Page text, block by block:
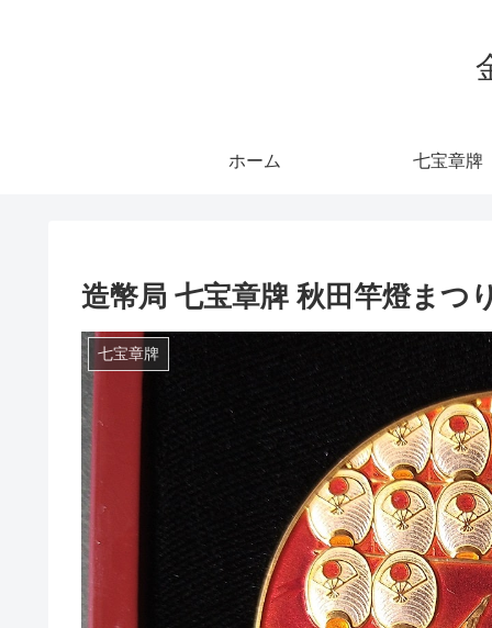
ホーム 七宝章牌
造幣局 七宝章牌 秋田竿燈まつ
七宝章牌